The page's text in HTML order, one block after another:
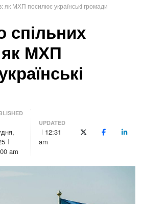
як МХП посилює українські громади
спільних
як МХП
am
UPDATED
12:31
am
X (Twitter)Facebook